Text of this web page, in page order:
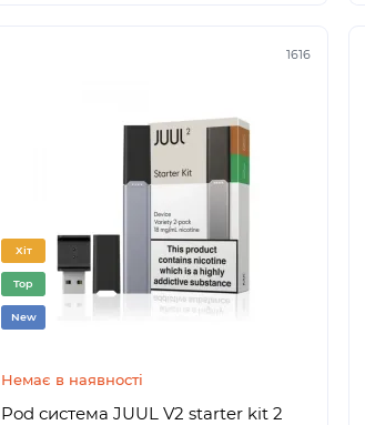
1616
Хіт
Top
New
Немає в наявності
Pod система JUUL V2 starter kit 2